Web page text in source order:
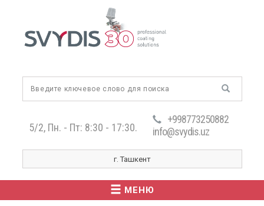
5/2, Пн. - Пт: 8:30 - 17:30.
+998773250882
info@svydis.uz
г. Ташкент
МЕНЮ